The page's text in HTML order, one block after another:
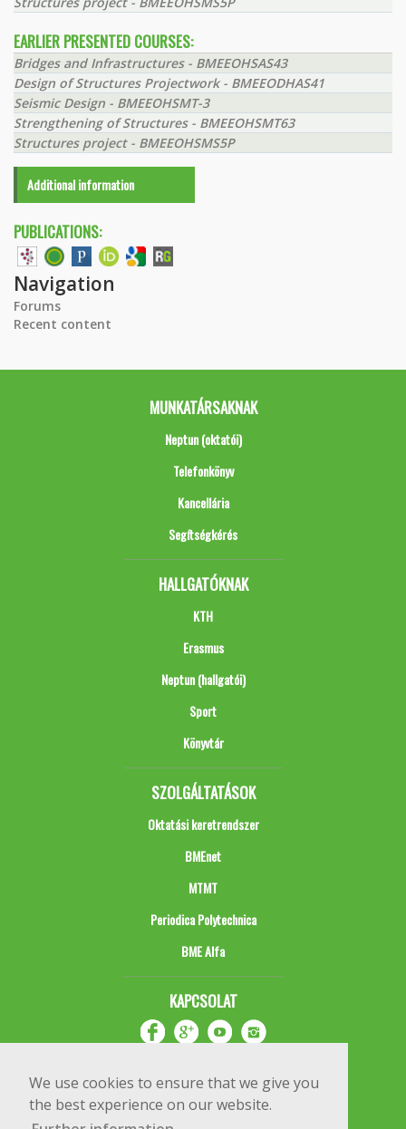
We use cookies to ensure that we give you
the best experience on our website.
EARLIER PRESENTED COURSES:
Bridges and Infrastructures - BMEEOHSAS43
Design of Structures Projectwork - BMEEODHAS41
Seismic Design - BMEEOHSMT-3
Strengthening of Structures - BMEEOHSMT63
Structures project - BMEEOHSMS5P
Additional information
PUBLICATIONS:
Navigation
Forums
Recent content
MUNKATÁRSAKNAK
Neptun (oktatói)
Telefonkönyv
Kancellária
Segítségkérés
HALLGATÓKNAK
KTH
Erasmus
Neptun (hallgatói)
Sport
Könyvtár
SZOLGÁLTATÁSOK
Oktatási keretrendszer
BMEnet
MTMT
Periodica Polytechnica
BME Alfa
KAPCSOLAT